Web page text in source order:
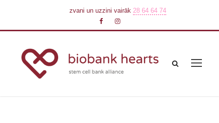
zvani un uzzini vairāk 28 64 64 74